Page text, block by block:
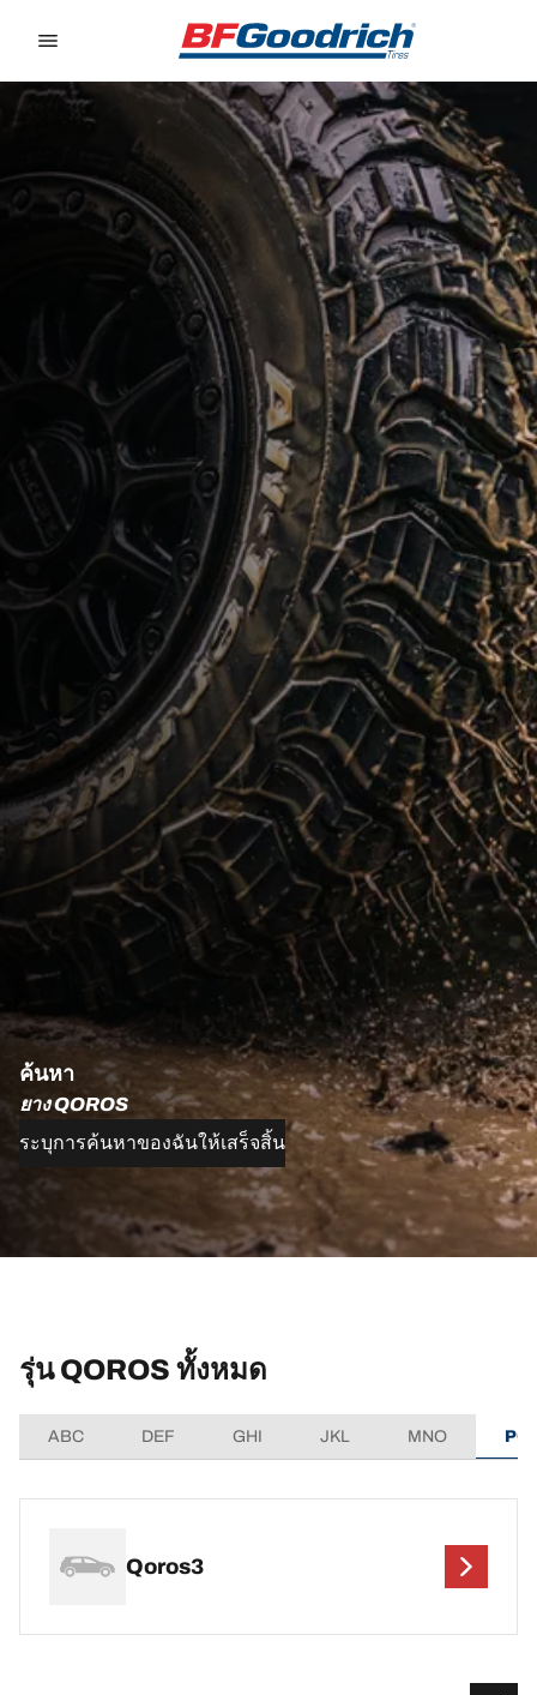
ค้นหา
ยาง QOROS
ระบุการค้นหาของฉันให้เสร็จสิ้น
รุ่น QOROS ทั้งหมด
ABC DEF GHI JKL MNO
Qoros3